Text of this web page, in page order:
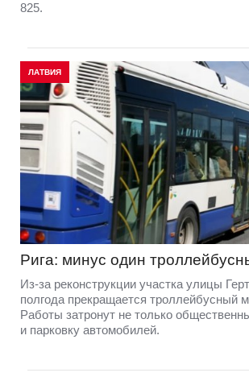
825.
ЛАТВИЯ
Рига: минус один
Из-за реконструкции участка улицы
полгода прекращается троллейбусный
Работы затронут не только
и парковку автомобилей.